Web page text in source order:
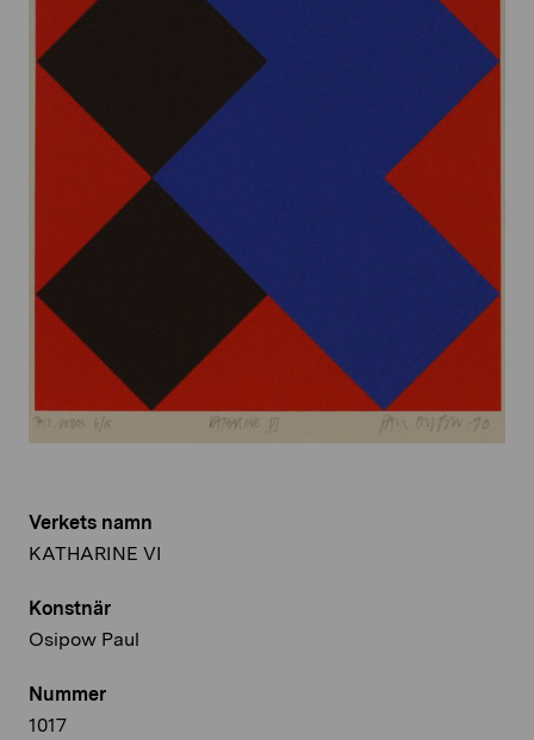
Verkets namn
KATHARINE VI
Konstnär
Osipow Paul
Nummer
1017